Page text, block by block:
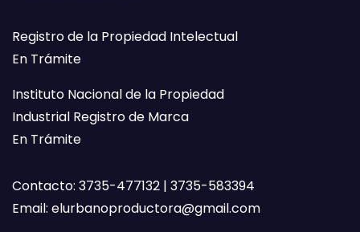
Registro de la Propiedad Intelectual
En Trámite
Instituto Nacional de la Propiedad
Industrial Registro de Marca
En Trámite
Contacto: 3735-477132 | 3735-583394
Email: elurbanoproductora@gmail.com